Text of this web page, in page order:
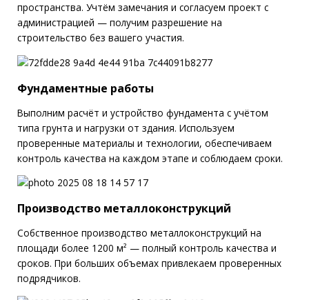
пространства. Учтём замечания и согласуем проект с
администрацией — получим разрешение на
строительство без вашего участия.
Фундаментные работы
Выполним расчёт и устройство фундамента с учётом
типа грунта и нагрузки от здания. Используем
проверенные материалы и технологии, обеспечиваем
контроль качества на каждом этапе и соблюдаем сроки.
Производство металлоконструкций
Собственное производство металлоконструкций на
площади более 1200 м² — полный контроль качества и
сроков. При больших объемах привлекаем проверенных
подрядчиков.